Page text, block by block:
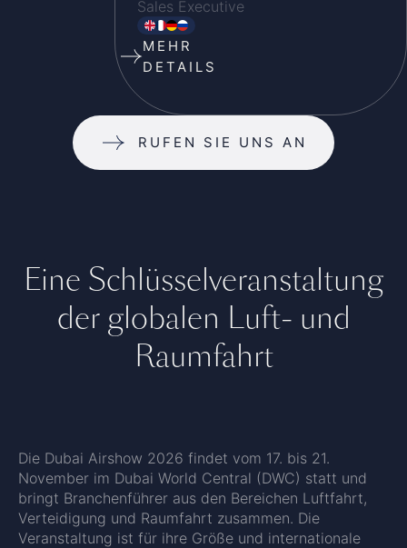
Sales Executive
MEHR
DETAILS
RUFEN SIE UNS AN
Eine Schlüsselveranstaltung
der globalen Luft- und
Raumfahrt
Die Dubai Airshow 2026 findet vom 17. bis 21.
November im Dubai World Central (DWC) statt und
bringt Branchenführer aus den Bereichen Luftfahrt,
Verteidigung und Raumfahrt zusammen. Die
Veranstaltung ist für ihre Größe und internationale